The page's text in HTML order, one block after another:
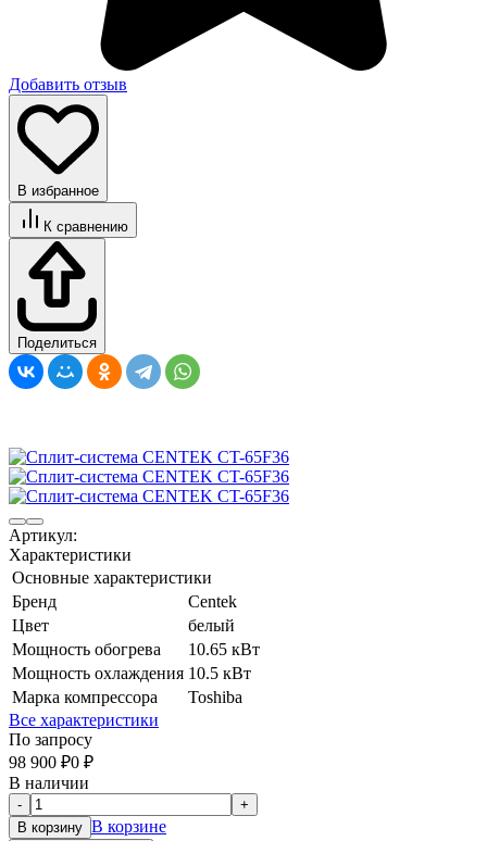
Добавить отзыв
В избранное
К сравнению
Поделиться
Артикул:
Характеристики
Основные характеристики
Бренд
Centek
Цвет
белый
Мощность обогрева
10.65 кВт
Мощность охлаждения 10.5 кВт
Марка компрессора
Toshiba
Все характеристики
По запросу
98 900 ₽0 ₽
В наличии
-
+
В корзину В корзине